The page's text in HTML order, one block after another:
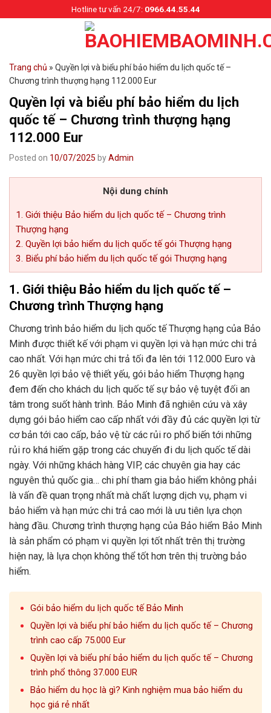
to
Hotline tư vấn 24/7:0966.44.55.44
Trang chủ » Quyền lợi và biểu phí bảo hiểm du lịch quốc tế –
Chương trình thượng hạng 112.000 Eur
Quyền lợi và biểu phí bảo hiểm du lịch
quốc tế – Chương trình thượng hạng
112.000 Eur
Posted on 10/07/2025 byAdmin
Nội dung chính
1. Giới thiệu Bảo hiểm du lịch quốc tế – Chương trình
Thượng hạng
2. Quyền lợi bảo hiểm du lịch quốc tế gói Thượng hạng
3. Biểu phí bảo hiểm du lịch quốc tế gói Thượng hạng
1. Giới thiệu Bảo hiểm du lịch quốc tế –
Chương trình Thượng hạng
Chương trình bảo hiểm du lịch quốc tế Thượng hạng của Bảo
Minh được thiết kế với phạm vi quyền lợi và hạn mức chi trả
cao nhất. Với hạn mức chi trả tối đa lên tới 112.000 Euro và
26 quyền lợi bảo vệ thiết yếu, gói bảo hiểm Thượng hạng
đem đến cho khách du lịch quốc tế sự bảo vệ tuyệt đối an
tâm trong suốt hành trình. Bảo Minh đã nghiên cứu và xây
dựng gói bảo hiểm cao cấp nhất với đầy đủ các quyền lợi từ
cơ bản tới cao cấp, bảo vệ từ các rủi ro phổ biến tới những
rủi ro khá hiếm gặp trong các chuyến đi du lịch quốc tế dài
ngày. Với những khách hàng VIP, các chuyên gia hay các
nguyên thủ quốc gia… chi phí tham gia bảo hiểm không phải
là vấn đề quan trọng nhất mà chất lượng dịch vụ, phạm vi
bảo hiểm và hạn mức chi trả cao mới là ưu tiên lựa chọn
hàng đầu. Chương trình thượng hạng của Bảo hiểm Bảo Minh
là sản phẩm có phạm vi quyền lợi tốt nhất trên thị trường
hiện nay, là lựa chọn không thể tốt hơn trên thị trường bảo
hiểm.
Gói bảo hiểm du lịch quốc tế Bảo Minh
Quyền lợi và biểu phí bảo hiểm du lịch quốc tế – Chương
trình cao cấp 75.000 Eur
Quyền lợi và biểu phí bảo hiểm du lịch quốc tế – Chương
trình phổ thông 37.000 EUR
Bảo hiểm du học là gì? Kinh nghiệm mua bảo hiểm du
học giá rẻ nhất